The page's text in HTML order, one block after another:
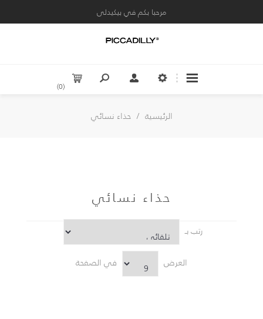
مرحبا بكم في بيكيدلى
(0)
الرئيسية / حذاء نسائي
حذاء نسائي
رتب بـ
العرض
في الصفحة